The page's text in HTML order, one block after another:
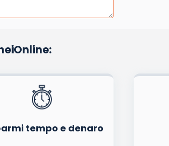
preso visione e di accettare quanto previsto dalla
tempo e denaro